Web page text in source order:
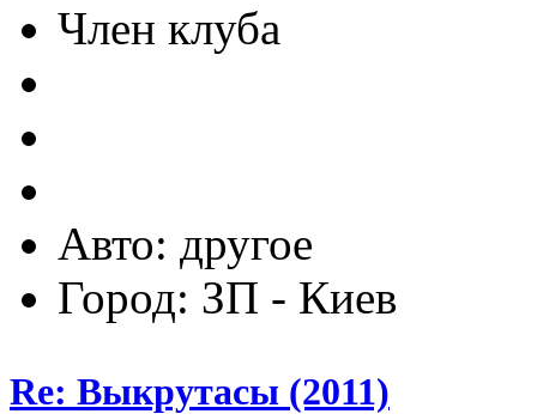
Член клуба
Авто: другое
Город: ЗП - Киев
Re: Выкрутасы (2011)